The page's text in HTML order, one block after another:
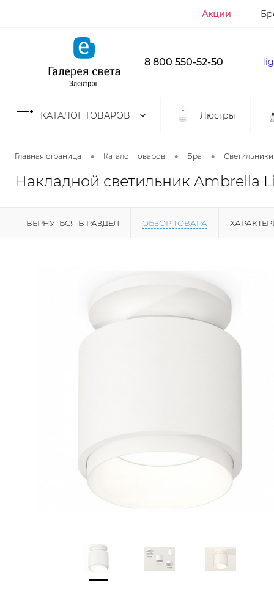
Акции
8 800 550-52-50
КАТАЛОГ ТОВАРОВ Люстры
Главная страница • Каталог товаров • Бра •
Накладной светильник Ambrella
ВЕРНУТЬСЯ В РАЗДЕЛ ОБЗОР ТОВАРА